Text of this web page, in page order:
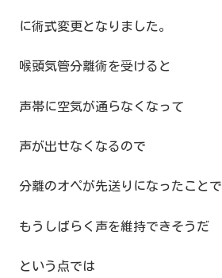
に術式変更となりました。
喉頭気管分離術を受けると
声帯に空気が通らなくなって
声が出せなくなるので
分離のオペが先送りになったことで
もうしばらく声を維持できそうだ
という点では